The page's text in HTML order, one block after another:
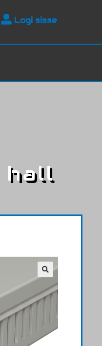
Logi sisse
hall